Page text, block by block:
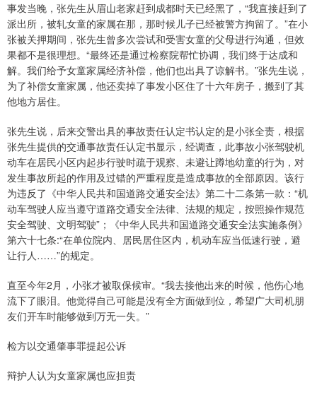
事发当晚，张先生从眉山老家赶到成都时天已经黑了，“我直接赶到了
派出所，被轧女童的家属在那，那时候儿子已经被警方拘留了。”在小
张被关押期间，张先生曾多次尝试和受害女童的父母进行沟通，但效
果都不是很理想。“最终还是通过检察院帮忙协调，我们终于达成和
解。我们给予女童家属经济补偿，他们也出具了谅解书。”张先生说，
为了补偿女童家属，他还卖掉了事发小区住了十六年房子，搬到了其
他地方居住。
张先生说，后来交警出具的事故责任认定书认定的是小张全责，根据
张先生提供的交通事故责任认定书显示，经调查，此事故小张驾驶机
动车在居民小区内起步行驶时疏于观察、未避让蹲地幼童的行为，对
发生事故所起的作用及过错的严重程度是造成事故的全部原因。该行
为违反了《中华人民共和国道路交通安全法》第二十二条第一款：“机
动车驾驶人应当遵守道路交通安全法律、法规的规定，按照操作规范
安全驾驶、文明驾驶”；《中华人民共和国道路交通安全法实施条例》
第六十七条:“在单位院内、居民居住区内，机动车应当低速行驶，避
让行人……”的规定。
直至今年2月，小张才被取保候审。“我去接他出来的时候，他伤心地
流下了眼泪。他觉得自己可能是没有全方面做到位，希望广大司机朋
友们开车时能够做到万无一失。”
检方以交通肇事罪提起公诉
辩护人认为女童家属也应担责